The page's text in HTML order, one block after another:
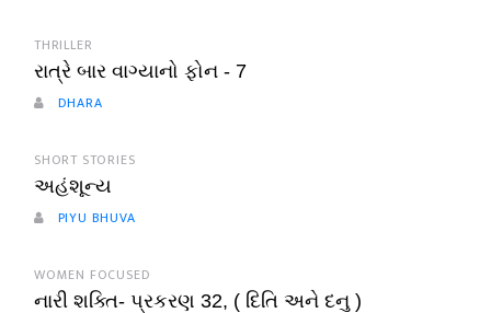
THRILLER
રાત્રે બાર વાગ્યાનો ફોન - 7
DHARA
SHORT STORIES
અહંશૂન્ય
PIYU BHUVA
WOMEN FOCUSED
નારી શક્તિ- પ્રકરણ 32, ( દિતિ અને દનુ )